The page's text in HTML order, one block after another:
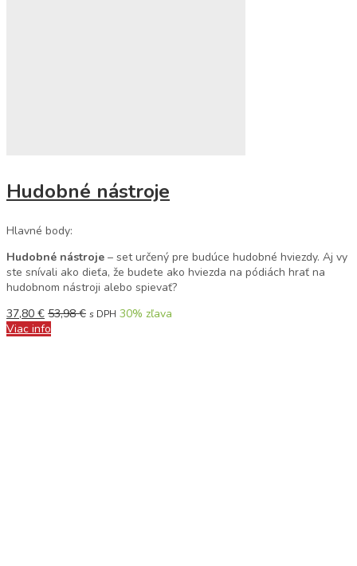
Hudobné nástroje
Hlavné body:
Hudobné nástroje – set určený pre budúce hudobné hviezdy. Aj vy
ste snívali ako dieťa, že budete ako hviezda na pódiách hrať na
hudobnom nástroji alebo spievať?
37,80 € 53,98€ s DPH 30% zľava
Viac info